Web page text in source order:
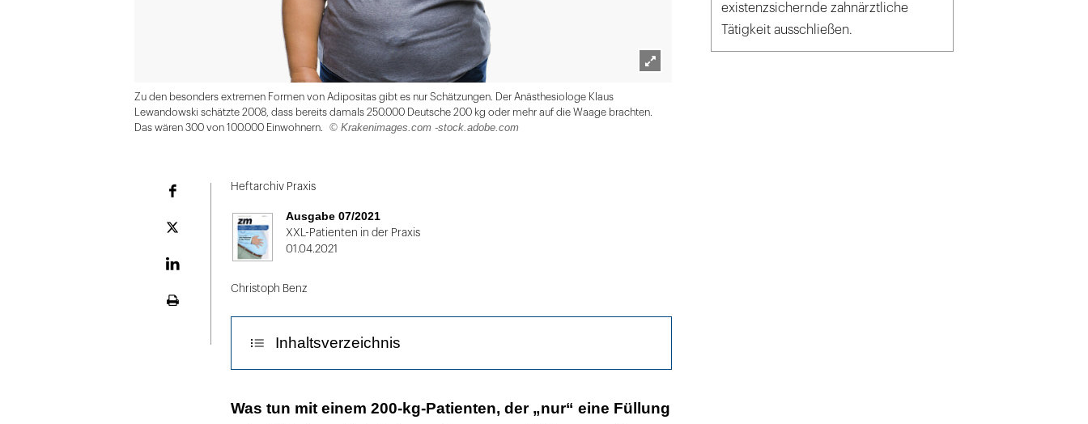
Zu den besonders extremen Formen von Adipositas gibt es nur Schätzungen. Der Anästhesiologe Klaus
Lewandowski schätzte 2008, dass bereits damals 250.000 Deutsche 200 kg oder mehr auf die Waage brachten.
Das wären 300 von 100.000 Einwohnern.
© Krakenimages.com -stock.adobe.com
Plattform
Heftarchiv Praxis
Ausgabe 07/2021
XXL-Patienten in der Praxis
01.04.2021
Christoph Benz
Inhaltsverzeichnis
Die größte Sorge: Der Behandlungsstuhl
Was tun mit einem 200-kg-Patienten, der „nur“ eine Füllung
existenzsichernde zahnärztliche
Tätigkeit ausschließen.